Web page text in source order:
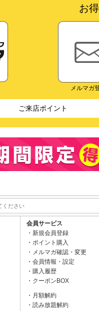
お
メルマガ
ご来店ポイント
会員サービス
新規会員登録
ポイント購入
メルマガ確認・変更
会員情報・設定
購入履歴
クーポンBOX
月額解約
読み放題解約